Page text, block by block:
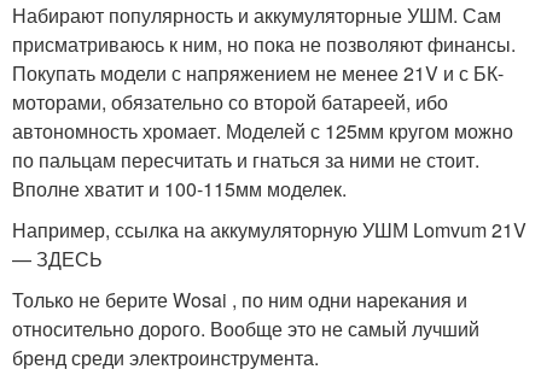
Набирают популярность и аккумуляторные УШМ. Сам
присматриваюсь к ним, но пока не позволяют финансы.
Покупать модели с напряжением не менее 21V и с БК-
моторами, обязательно со второй батареей, ибо
автономность хромает. Моделей с 125мм кругом можно
по пальцам пересчитать и гнаться за ними не стоит.
Вполне хватит и 100-115мм моделек.
Например, ссылка на аккумуляторную УШМ Lomvum 21V
— ЗДЕСЬ
Только не берите Wosai , по ним одни нарекания и
относительно дорого. Вообще это не самый лучший
бренд среди электроинструмента.